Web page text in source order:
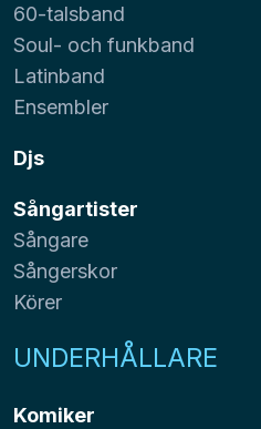
60-talsband
Soul- och funkband
Latinband
Ensembler
Djs
Sångartister
Sångare
Sångerskor
Körer
UNDERHÅLLARE
Komiker